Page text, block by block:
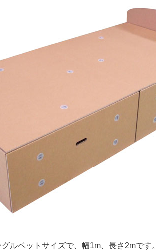
ルベットサイズで、幅1m、長さ2mです。